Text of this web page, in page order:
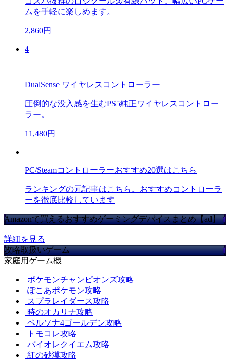
ムを手軽に楽しめます。
2,860円
4
DualSense ワイヤレスコントローラー
圧倒的な没入感を生むPS5純正ワイヤレスコントロー
ラー。
11,480円
PC/Steamコントローラーおすすめ20選はこちら
ランキングの元記事はこちら。おすすめコントローラ
ーを徹底比較しています
Amazonで買えるおすすめゲーミングデバイスまとめ【ad】
詳細を見る
攻略取扱いゲーム
家庭用ゲーム機
ポケモンチャンピオンズ攻略
ぽこあポケモン攻略
スプラレイダース攻略
時のオカリナ攻略
ペルソナ4ゴールデン攻略
トモコレ攻略
バイオレクイエム攻略
紅の砂漠攻略